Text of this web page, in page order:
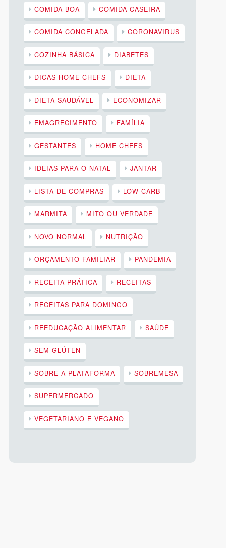
COMIDA BOA COMIDA CASEIRA
COMIDA CONGELADA CORONAVIRUS
COZINHA BÁSICA DIABETES
DICAS HOME CHEFS DIETA
DIETA SAUDÁVEL ECONOMIZAR
EMAGRECIMENTO FAMÍLIA
GESTANTES HOME CHEFS
IDEIAS PARA O NATAL JANTAR
LISTA DE COMPRAS LOW CARB
MARMITA MITO OU VERDADE
NOVO NORMAL NUTRIÇÃO
ORÇAMENTO FAMILIAR PANDEMIA
RECEITA PRÁTICA RECEITAS
RECEITAS PARA DOMINGO
REEDUCAÇÃO ALIMENTAR SAÚDE
SEM GLÚTEN
SOBRE A PLATAFORMA SOBREMESA
SUPERMERCADO
VEGETARIANO E VEGANO